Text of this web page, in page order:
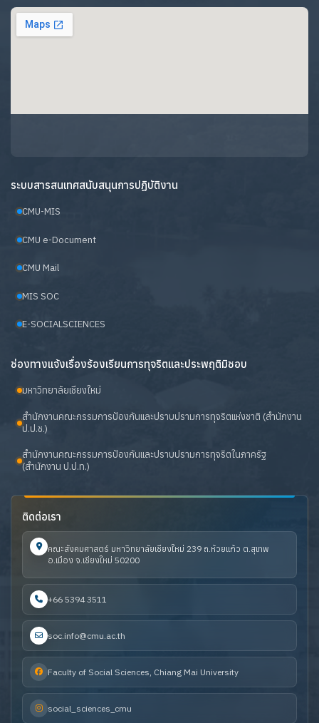
ระบบสารสนเทศสนับสนุนการปฏิบัติงาน
CMU-MIS
CMU e-Document
CMU Mail
MIS SOC
E-SOCIALSCIENCES
ช่องทางแจ้งเรื่องร้องเรียนการทุจริตและประพฤติมิชอบ
มหาวิทยาลัยเชียงใหม่
สำนักงานคณะกรรมการป้องกันและปราบปรามการทุจริตแห่งชาติ (สำนักงาน
ป.ป.ช.)
สำนักงานคณะกรรมการป้องกันและปราบปรามการทุจริตในภาครัฐ
(สำนักงาน ป.ป.ท.)
ติดต่อเรา
คณะสังคมศาสตร์ มหาวิทยาลัยเชียงใหม่ 239 ถ.ห้วยแก้ว ต.สุเทพ
อ.เมือง จ.เชียงใหม่ 50200
+66 5394 3511
soc.info@cmu.ac.th
Faculty of Social Sciences, Chiang Mai University
social_sciences_cmu